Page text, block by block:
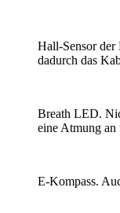
Hall-Sensor der
dadurch das
Breath LED.
eine Atmung an
E-Kompass.